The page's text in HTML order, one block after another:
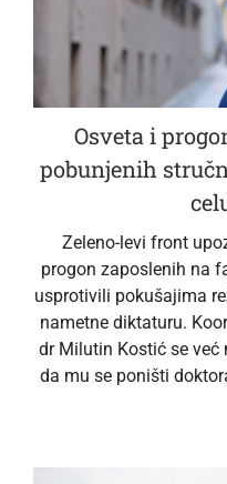
Osveta i
pobunjenih
Zeleno-levi front
progon zaposlenih na
usprotivili pokušajima
nametne diktaturu.
dr Milutin Kostić se
da mu se poništi